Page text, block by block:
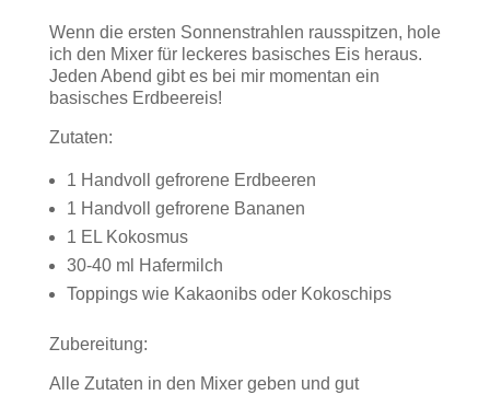
Wenn die ersten Sonnenstrahlen rausspitzen, hole
ich den Mixer für leckeres basisches Eis heraus.
Jeden Abend gibt es bei mir momentan ein
basisches Erdbeereis!
Zutaten:
1 Handvoll gefrorene Erdbeeren
1 Handvoll gefrorene Bananen
1 EL Kokosmus
30-40 ml Hafermilch
Toppings wie Kakaonibs oder Kokoschips
Zubereitung:
Alle Zutaten in den Mixer geben und gut